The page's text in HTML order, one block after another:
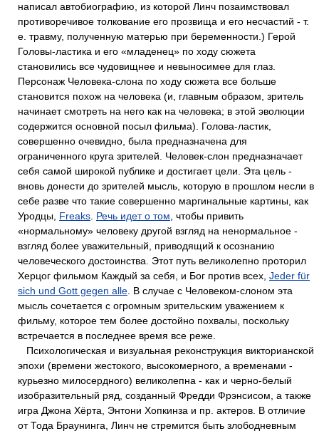
написал автобиографию, из которой Линч позаимствовал
противоречивое толкование его прозвища и его несчастий - т.
е. травму, полученную матерью при беременности.) Герой
Головы-ластика и его «младенец» по ходу сюжета
становились все чудовищнее и невыносимее для глаз.
Персонаж Человека-слона по ходу сюжета все больше
становится похож на человека (и, главным образом, зритель
начинает смотреть на него как на человека; в этой эволюции
содержится основной посыл фильма). Голова-ластик,
совершенно очевидно, была предназначена для
ограниченного круга зрителей. Человек-слон предназначает
себя самой широкой публике и достигает цели. Эта цель -
вновь донести до зрителей мысль, которую в прошлом несли в
себе разве что такие совершенно маргинальные картины, как
Уродцы, Freaks Речь идет о том , чтобы привить
«нормальному» человеку другой взгляд на ненормальное -
взгляд более уважительный, приводящий к осознанию
человеческого достоинства. Этот путь великолепно проторил
Херцог фильмом Каждый за себя, и Бог против всех, Jeder für
sich und Gott gegen alle . В случае с Человеком-слоном эта
мысль сочетается с огромным зрительским уважением к
фильму, которое тем более достойно похвалы, поскольку
встречается в последнее время все реже.
Психологическая и визуальная реконструкция викторианской
эпохи (времени жестокого, высокомерного, а временами -
курьезно милосердного) великолепна - как и черно-белый
изобразительный ряд, созданный Фредди Фрэнсисом, а также
игра Джона Хёрта, Энтони Хопкинза и пр. актеров. В отличие
от Тода Браунинга, Линч не стремится быть злободневным